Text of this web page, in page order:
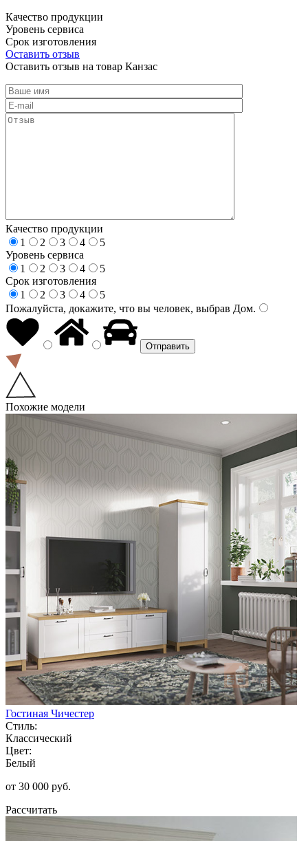
Качество продукции
Уровень сервиса
Срок изготовления
Оставить отзыв
Оставить отзыв на товар Канзас
Качество продукции
1
2 3 4
5
Уровень сервиса
1
2 3 4
5
Срок изготовления
1
2 3 4
5
Пожалуйста, докажите, что вы человек, выбрав Дом.
Похожие модели
Гостиная Чичестер
Стиль:
Классический
Цвет:
Белый
от 30 000 руб.
Рассчитать